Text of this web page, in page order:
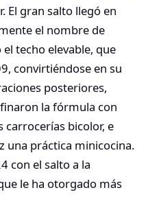
El gran salto llegó en
el nombre de
techo elevable, que
convirtiéndose en su
posteriores,
la fórmula con
carrocerías bicolor, e
una práctica minicocina.
con el salto a la
le ha otorgado más